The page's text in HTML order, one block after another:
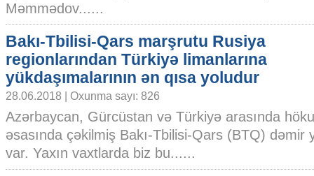
Məmmədov......
Bakı-Tbilisi-Qars marşrutu Rusiya
regionlarından Türkiyə limanlarına
yükdaşımalarının ən qısa yoludur
28.06.2018 | Oxunma sayı: 826
Azərbaycan, Gürcüstan və Türkiyə arasında
əsasında çəkilmiş Bakı-Tbilisi-Qars (BTQ) dəmir
var. Yaxın vaxtlarda biz bu......